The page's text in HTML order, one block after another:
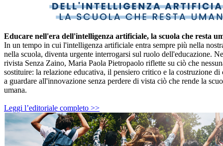
Educare nell'era dell'intelligenza artificiale, la scuola che resta
In un tempo in cui l'intelligenza artificiale entra sempre più nella
nella scuola, diventa urgente interrogarsi sul ruolo dell'educazione.
rivista Senza Zaino, Maria Paola Pietropaolo riflette su ciò che
sostituire: la relazione educativa, il pensiero critico e la costruzione
a guardare all'innovazione senza perdere di vista ciò che rende la
umana.
Leggi l’editoriale completo >>